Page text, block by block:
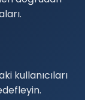
kullanıcıları